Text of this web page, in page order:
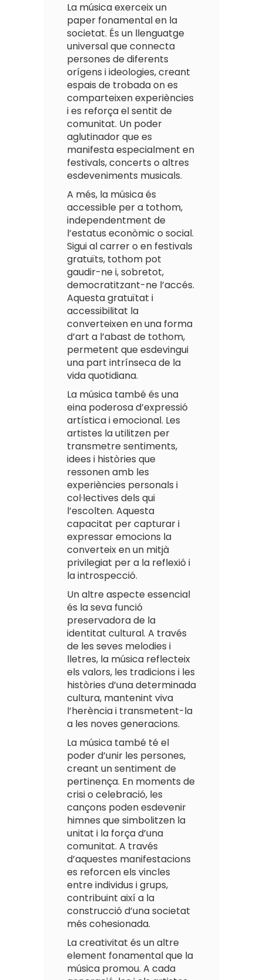
La música exerceix un
paper fonamental en la
societat. És un llenguatge
universal que connecta
persones de diferents
orígens i ideologies, creant
espais de trobada on es
comparteixen experiències
i es reforça el sentit de
comunitat. Un poder
aglutinador que es
manifesta especialment en
festivals, concerts o altres
esdeveniments musicals.
A més, la música és
accessible per a tothom,
independentment de
l’estatus econòmic o social.
Sigui al carrer o en festivals
gratuïts, tothom pot
gaudir-ne i, sobretot,
democratitzant-ne l’accés.
Aquesta gratuïtat i
accessibilitat la
converteixen en una forma
d’art a l’abast de tothom,
permetent que esdevingui
una part intrínseca de la
vida quotidiana.
La música també és una
eina poderosa d’expressió
artística i emocional. Les
artistes la utilitzen per
transmetre sentiments,
idees i històries que
ressonen amb les
experiències personals i
col·lectives dels qui
l’escolten. Aquesta
capacitat per capturar i
expressar emocions la
converteix en un mitjà
privilegiat per a la reflexió i
la introspecció.
Un altre aspecte essencial
és la seva funció
preservadora de la
identitat cultural. A través
de les seves melodies i
lletres, la música reflecteix
els valors, les tradicions i les
històries d’una determinada
cultura, mantenint viva
l’herència i transmetent-la
a les noves generacions.
La música també té el
poder d’unir les persones,
creant un sentiment de
pertinença. En moments de
crisi o celebració, les
cançons poden esdevenir
himnes que simbolitzen la
unitat i la força d’una
comunitat. A través
d’aquestes manifestacions
es reforcen els vincles
entre individus i grups,
contribuint així a la
construcció d’una societat
més cohesionada.
La creativitat és un altre
element fonamental que la
música promou. A cada